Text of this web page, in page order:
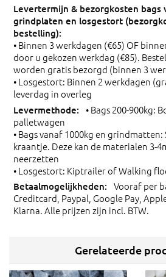
• Binnen 3 werkdagen (€65) OF
door u gekozen werkdag (€85).
worden gratis bezorgd (binnen 3
• Losgestort: Binnen 2 werkdagen
leverdag in overleg
• Bags 200-900kg:
palletwagen
• Bags vanaf 1000kg en
kraantje. Deze kan de materialen 3-
neerzetten
• Losgestort: Kiptrailer of Walking
Vooraf per
Creditcard, Paypal, Google Pay,
Klarna. Alle prijzen zijn incl. BTW.
Gerelateerde